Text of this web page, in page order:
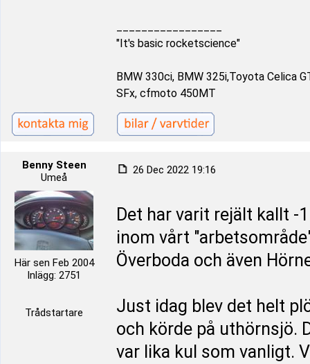
"It's basic rocketscience"
BMW 330ci, BMW 325i,Toyota Celica
SFx, cfmoto 450MT
Benny Steen
Umeå
Här sen Feb 2004
Inlägg: 2751
Trådstartare
26 Dec 2022 19:16
Det har varit rejält kallt -
inom vårt
Överboda och även
Just idag blev det helt
och körde på uthörnsjö.
var lika kul som vanligt.